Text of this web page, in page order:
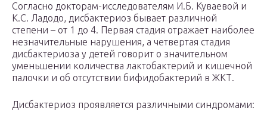
Согласно докторам-исследователям И.Б. Куваевой и
К.С. Ладодо, дисбактериоз бывает различной
степени – от 1 до 4. Первая стадия отражает наиболее
незначительные нарушения, а четвертая стадия
дисбактериоза у детей говорит о значительном
уменьшении количества лактобактерий и кишечной
палочки и об отсутствии бифидобактерий в ЖКТ.
Дисбактериоз проявляется различными синдромами: